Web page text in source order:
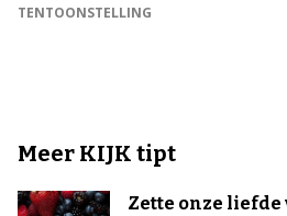
TENTOONSTELLING
Meer KIJK tipt
Zette onze